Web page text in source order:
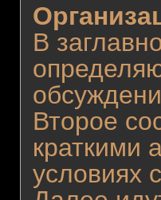
В
Второе
краткими
условиях